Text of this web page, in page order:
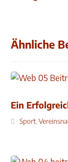
Ähnliche
Ein
Sport,